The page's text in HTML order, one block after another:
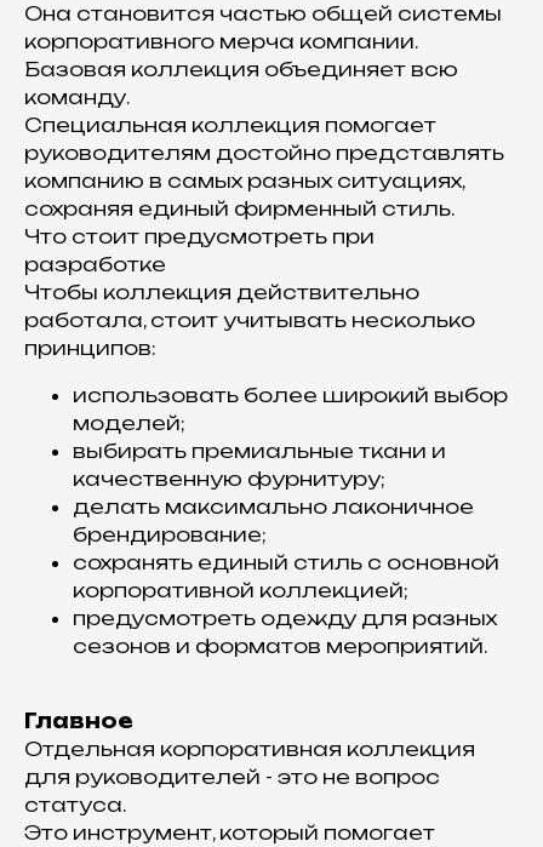
Она становится частью общей системы
корпоративного мерча компании.
Базовая коллекция объединяет всю
команду.
Специальная коллекция помогает
руководителям достойно представлять
компанию в самых разных ситуациях,
сохраняя единый фирменный стиль.
Что стоит предусмотреть при
разработке
Чтобы коллекция действительно
работала, стоит учитывать несколько
принципов:
использовать более широкий выбор
моделей;
выбирать премиальные ткани и
качественную фурнитуру;
делать максимально лаконичное
брендирование;
сохранять единый стиль с основной
корпоративной коллекцией;
предусмотреть одежду для разных
сезонов и форматов мероприятий.
Главное
Отдельная корпоративная коллекция
для руководителей - это не вопрос
статуса.
Это инструмент, который помогает